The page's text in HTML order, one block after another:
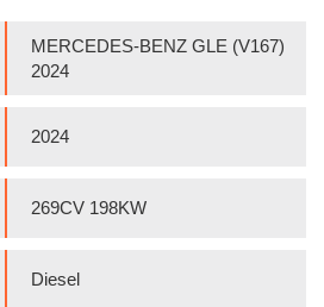
MERCEDES-BENZ GLE (V167)
2024
2024
269CV 198KW
Diesel